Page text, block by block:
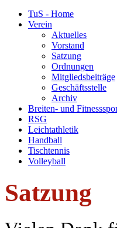
TuS - Home
Verein
Aktuelles
Vorstand
Satzung
Ordnungen
Mitgliedsbeiträge
Geschäftsstelle
Archiv
Breiten- und
RSG
Leichtathletik
Handball
Tischtennis
Volleyball
Satzung